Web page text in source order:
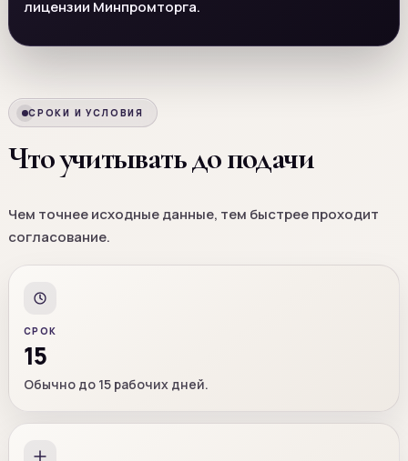
лицензии Минпромторга.
СРОКИ И УСЛОВИЯ
Что учитывать до подачи
Чем точнее исходные данные, тем быстрее проходит
согласование.
СРОК
15
Обычно до 15 рабочих дней.